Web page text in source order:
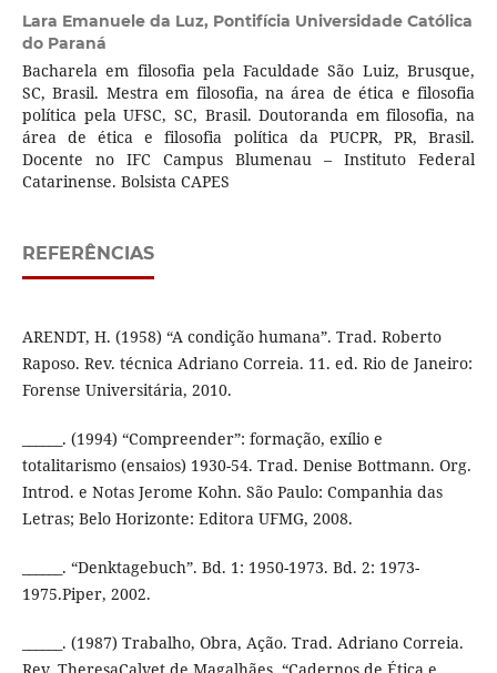
Lara Emanuele da Luz, Pontifícia Universidade Católica
do Paraná
Bacharela em filosofia pela Faculdade São Luiz, Brusque,
SC, Brasil. Mestra em filosofia, na área de ética e filosofia
política pela UFSC, SC, Brasil. Doutoranda em filosofia, na
área de ética e filosofia política da PUCPR, PR, Brasil.
Docente no IFC Campus Blumenau – Instituto Federal
Catarinense. Bolsista CAPES
REFERÊNCIAS
ARENDT, H. (1958) “A condição humana”. Trad. Roberto
Raposo. Rev. técnica Adriano Correia. 11. ed. Rio de Janeiro:
Forense Universitária, 2010.
______. (1994) “Compreender”: formação, exílio e
totalitarismo (ensaios) 1930-54. Trad. Denise Bottmann. Org.
Introd. e Notas Jerome Kohn. São Paulo: Companhia das
Letras; Belo Horizonte: Editora UFMG, 2008.
______. “Denktagebuch”. Bd. 1: 1950-1973. Bd. 2: 1973-
1975.Piper, 2002.
______. (1987) Trabalho, Obra, Ação. Trad. Adriano Correia.